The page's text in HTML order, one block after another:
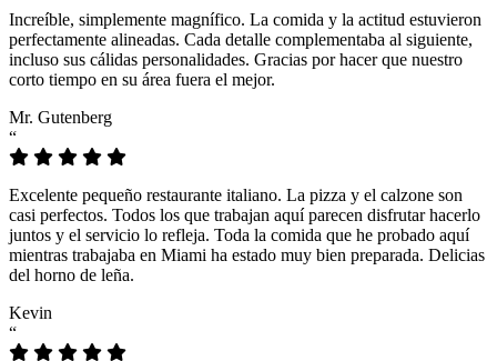
Increíble, simplemente magnífico. La comida y la actitud estuvieron
perfectamente alineadas. Cada detalle complementaba al siguiente,
incluso sus cálidas personalidades. Gracias por hacer que nuestro
corto tiempo en su área fuera el mejor.
Mr. Gutenberg
“
Excelente pequeño restaurante italiano. La pizza y el calzone son
casi perfectos. Todos los que trabajan aquí parecen disfrutar hacerlo
juntos y el servicio lo refleja. Toda la comida que he probado aquí
mientras trabajaba en Miami ha estado muy bien preparada. Delicias
del horno de leña.
Kevin
“